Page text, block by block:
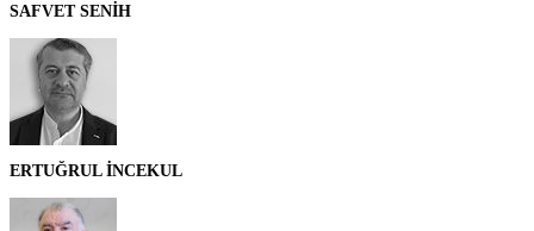
SAFVET SENİH
ERTUĞRUL İNCEKUL